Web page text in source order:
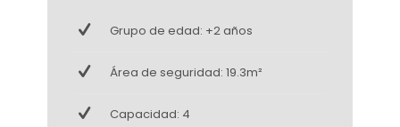
Grupo de edad: +2 años
Área de seguridad: 19.3m²
Capacidad: 4